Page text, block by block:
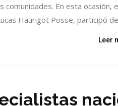
En esta
Haurigot Posse, participó
Leer